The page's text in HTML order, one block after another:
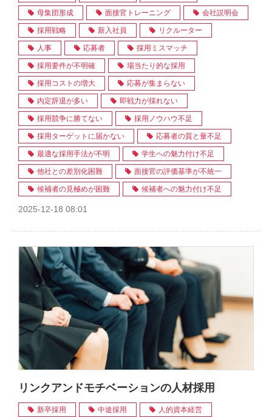
母集団形成 面接官トレーニング 会社説明会
採用戦略 新入社員 リクルーター
人事 応募者 採用ミスマッチ
採用要件が不明確 場当たり的な採用
採用コストの増大 応募が集まらない
内定辞退が多い 即戦力が採れない
採用競争に勝てない 採用ノウハウ不足
採用ターゲットに届かない 応募者の質と量不足
最適な採用手法が不明 学生への魅力付け不足
他社との差別化困難 面接官の評価基準が不統一
候補者の見極めが困難 候補者への魅力付け不足
2025-12-18 08:01
リンクアンドモチベーションの人材採用
新卒採用 中途採用 人的資本経営